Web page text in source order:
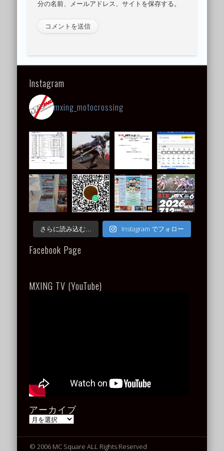
分の名前、メールアドレス、サイトを保存する。
Instagram
mxing_motocrossing
さらに読み込む... Instagram でフォロー
Facebook Page
MXING TV (YouTube)
アーカイブ
ア
ー
イ
ブ
© 2006 MC Square ALL Rights Reserved